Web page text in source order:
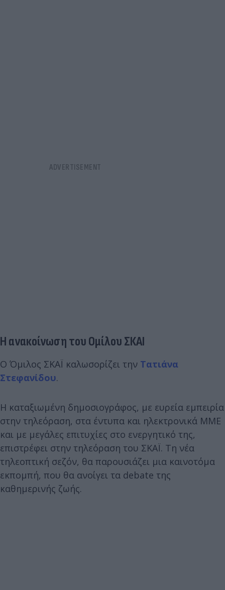
Η ανακοίνωση του Ομίλου ΣΚΑΙ
Ο Όμιλος ΣΚΑΪ καλωσορίζει την Τατιάνα
Στεφανίδου.
Η καταξιωμένη δημοσιογράφος, με ευρεία εμπειρία
στην τηλεόραση, στα έντυπα και ηλεκτρονικά ΜΜΕ
και με μεγάλες επιτυχίες στο ενεργητικό της,
επιστρέφει στην τηλεόραση του ΣΚΑΪ. Τη νέα
τηλεοπτική σεζόν, θα παρουσιάζει μια καινοτόμα
εκπομπή, που θα ανοίγει τα debate της
καθημερινής ζωής.